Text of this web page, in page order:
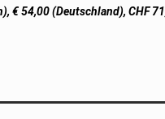
€ 54,00 (Deutschland), CHF